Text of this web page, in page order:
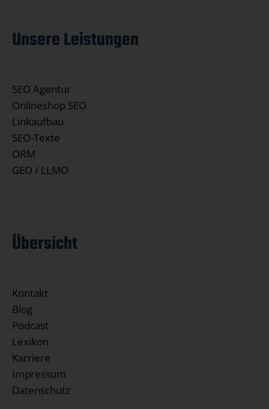
Unsere Leistungen
SEO Agentur
Onlineshop SEO
Linkaufbau
SEO-Texte
ORM
GEO / LLMO
Übersicht
Kontakt
Blog
Podcast
Lexikon
Karriere
Impressum
Datenschutz